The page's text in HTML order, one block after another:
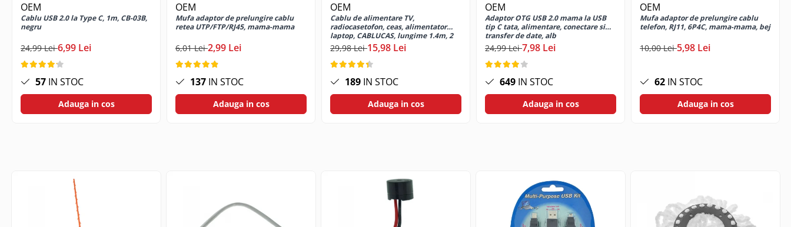
Microfoane pentru smartphone
Ochelari Virtuali pentru
Selfie Stickuri & Stative pentru
Smartphone
Stickers smartphone
Stylus pen
Suport auto
Huse si protectii pentru Apple iPad
OEM
Cablu USB 2.0 la Type C, 1m, CB-03B,
negru
24,99 Lei6,99 Lei
57 IN STOC
Adauga in cos
OEM
Mufa adaptor de prelungire cablu
retea UTP/FTP/RJ45, mama-mama
6,01 Lei2,99 Lei
137 IN STOC
Adauga in cos
OEM
Cablu de alimentare TV,
radiocasetofon, ceas, alimentator
laptop, CABLUCAS, lungime 1.4m, 2
pini, C7, 2.5A, 250V, negru
29,98 Lei15,98 Lei
189 IN STOC
Adauga in cos
OEM
Adaptor OTG USB 2.0 mama la USB
tip C tata, alimentare, conectare si
transfer de date, alb
24,99 Lei7,98 Lei
649 IN STOC
Adauga in cos
OEM
Mufa adaptor de prelungire cablu
telefon, RJ11, 6P4C, mama-mama, bej
10,00 Lei5,98 Lei
62 IN STOC
Adauga in cos